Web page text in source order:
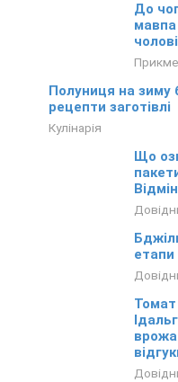
До
мавпа
Полуниця на зиму
рецепти заготівлі
Кулінарія
Що
етапи